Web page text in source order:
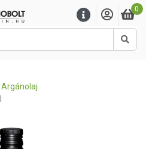
0
Argánolaj